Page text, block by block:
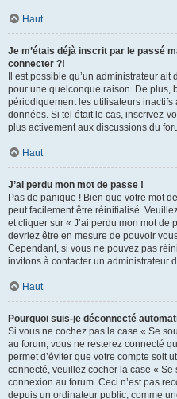
Haut
Je m’étais déjà inscrit par le passé
connecter ?!
Il est possible qu’un administrateur
pour une quelconque raison. De plus,
périodiquement les utilisateurs
données. Si tel était le cas, inscrivez-
plus activement aux discussions du
Haut
J’ai perdu mon mot de passe !
Pas de panique ! Bien que votre mot
peut facilement être réinitialisé.
et cliquer sur « J’ai perdu mon mot de
devriez être en mesure de pouvoir
Cependant, si vous ne pouvez pas
invitons à contacter un administrateur
Haut
Pourquoi suis-je déconnecté
Si vous ne cochez pas la case « Se
au forum, vous ne resterez connecté
permet d’éviter que votre compte soit
connecté, veuillez cocher la case «
connexion au forum. Ceci n’est pas
depuis un ordinateur public, comme